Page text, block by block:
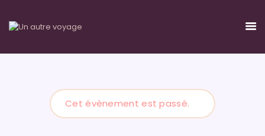
JEÛNE
SÉJOURS
Cet évènement est passé.